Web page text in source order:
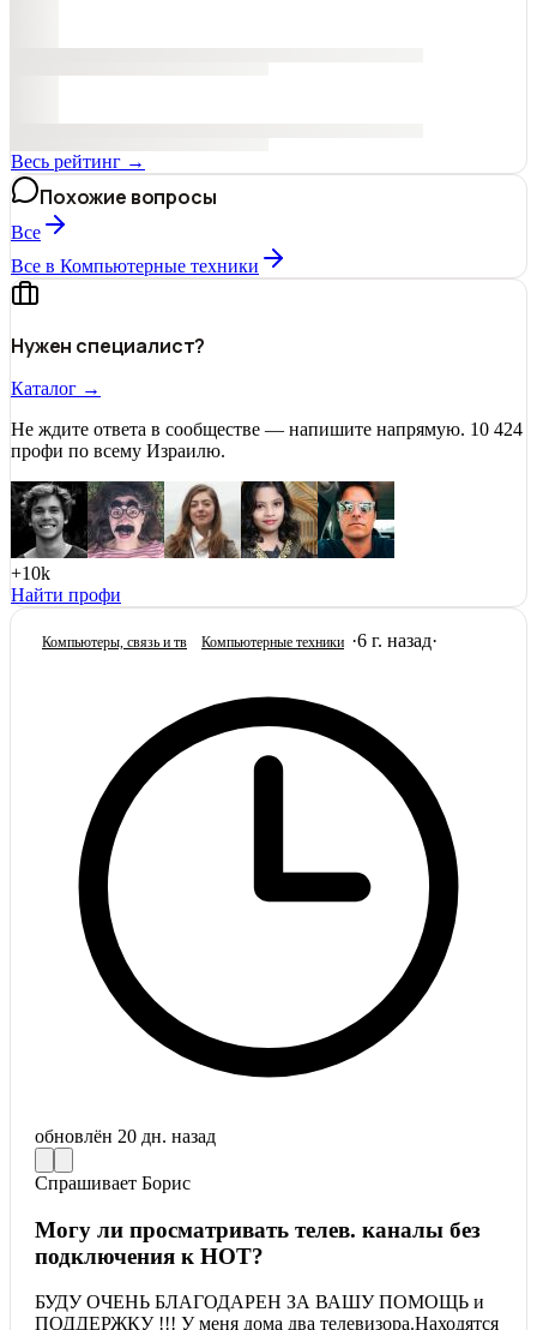
Весь рейтинг →
Похожие вопросы
Все
Все в Компьютерные техники
Нужен специалист?
Каталог →
Не ждите ответа в сообществе — напишите напрямую. 10 424
профи по всему Израилю.
+10k
Найти профи
Компьютеры, связь и тв Компьютерные техники ·6 г. назад·
обновлён 20 дн. назад
Спрашивает Борис
Могу ли просматривать телев. каналы без
подключения к HOT?
БУДУ ОЧЕНЬ БЛАГОДАРЕН ЗА ВАШУ ПОМОЩЬ и
ПОДДЕРЖКУ !!! У меня дома два телевизора.Находятся